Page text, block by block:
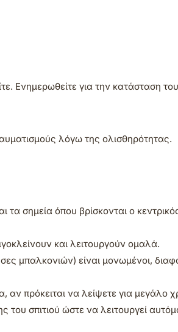
Ενημερωθείτε για την κατάσταση
λόγω της ολισθηρότητας.
σημεία όπου βρίσκονται ο
και λειτουργούν ομαλά.
μπαλκονιών) είναι μονωμένοι,
πρόκειται να λείψετε για μεγάλο
του σπιτιού ώστε να λειτουργεί